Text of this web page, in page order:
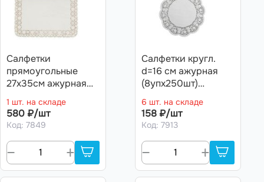
Салфетки
прямоугольные
27х35см ажурная
1 шт. на складе
580 ₽/шт
Код: 7849
Салфетки кругл.
d=16 см ажурная
(8упх250шт)
6 шт. на складе
158 ₽/шт
Код: 7913